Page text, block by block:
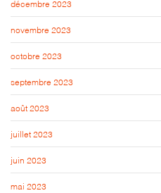
décembre 2023
novembre 2023
octobre 2023
septembre 2023
août 2023
juillet 2023
juin 2023
mai 2023